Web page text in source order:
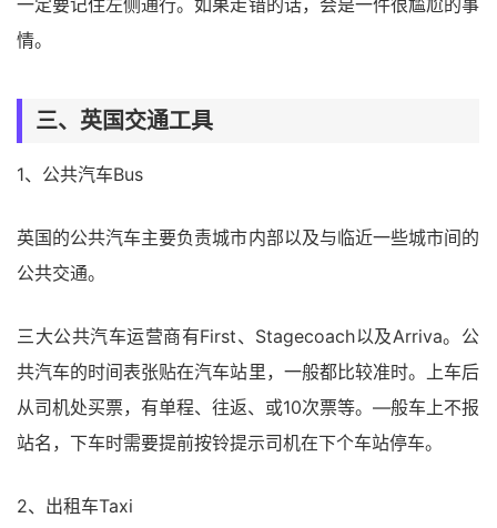
情。
三、英国交通工具
1、公共汽车Bus
英国的公共汽车主要负责城市内部以及与临近一些城市间的
公共交通。
三大公共汽车运营商有First、Stagecoach以及Arriva。公
共汽车的时间表张贴在汽车站里，一般都比较准时。上车后
从司机处买票，有单程、往返、或10次票等。―般车上不报
站名，下车时需要提前按铃提示司机在下个车站停车。
2、出租车Taxi